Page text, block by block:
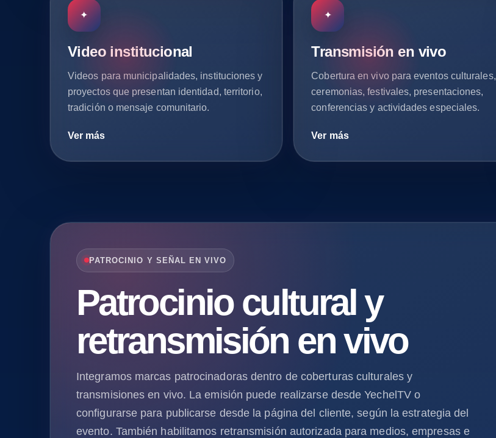
✦
Video institucional
Videos para municipalidades, instituciones y
proyectos que presentan identidad, territorio,
tradición o mensaje comunitario.
Ver más
✦
Transmisión en vivo
Cobertura en vivo para eventos culturales,
ceremonias, festivales, presentaciones,
conferencias y actividades especiales.
Ver más
PATROCINIO Y SEÑAL EN VIVO
Patrocinio cultural y
retransmisión en vivo
Integramos marcas patrocinadoras dentro de coberturas culturales y
transmisiones en vivo. La emisión puede realizarse desde YechelTV o
configurarse para publicarse desde la página del cliente, según la estrategia del
evento. También habilitamos retransmisión autorizada para medios, empresas e